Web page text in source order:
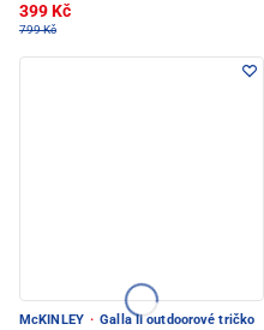
399 Kč
799 Kč
McKINLEY · Galla II outdoorové tričko